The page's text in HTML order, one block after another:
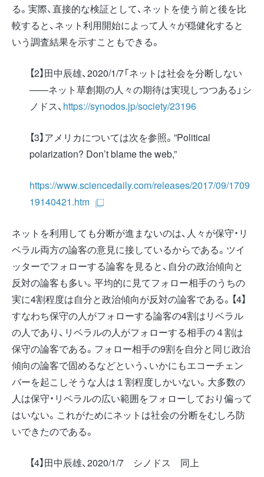
る。実際、直接的な検証として、ネットを使う前と後を比
較すると、ネット利用開始によって人々が穏健化すると
いう調査結果を示すこともできる。
【2】田中辰雄、2020/1/7「ネットは社会を分断しない
――ネット草創期の人々の期待は実現しつつある」シ
ノドス、 https://synodos.jp/society/23196
【3】アメリカについては次を参照。”Political
polarization? Don’t blame the web,”
https://www.sciencedaily.com/releases/2017/09/1709
19140421.htm
ネットを利用しても分断が進まないのは、人々が保守・リ
ベラル両方の論客の意見に接しているからである。ツイ
ッターでフォローする論客を見ると、自分の政治傾向と
反対の論客も多い。平均的に見てフォロー相手のうちの
実に4割程度は自分と政治傾向が反対の論客である。【4】
すなわち保守の人がフォローする論客の4割はリベラル
の人であり、リベラルの人がフォローする相手の４割は
保守の論客である。フォロー相手の9割を自分と同じ政治
傾向の論客で固めるなどという、いかにもエコーチェン
バーを起こしそうな人は１割程度しかいない。大多数の
人は保守・リベラルの広い範囲をフォローしており偏って
はいない。これがためにネットは社会の分断をむしろ防
いできたのである。
【4】田中辰雄、2020/1/7 シノドス 同上